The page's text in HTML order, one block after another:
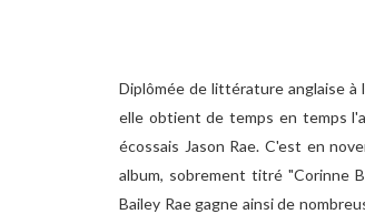
Diplômée de littérature anglaise à
elle obtient de temps en temps
écossais Jason Rae. C'est en
album, sobrement titré "Corinne
Bailey Rae gagne ainsi de